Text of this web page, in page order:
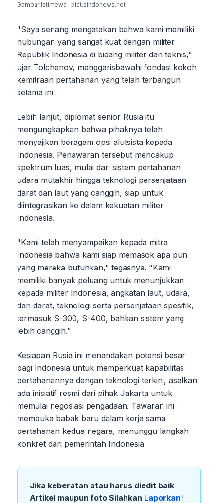
Gambar Istimewa : pict.sindonews.net
"Saya senang mengatakan bahwa kami memiliki
hubungan yang sangat kuat dengan militer
Republik Indonesia di bidang militer dan teknis,"
ujar Tolchenov, menggarisbawahi fondasi kokoh
kemitraan pertahanan yang telah terbangun
selama ini.
Lebih lanjut, diplomat senior Rusia itu
mengungkapkan bahwa pihaknya telah
menyajikan beragam opsi alutsista kepada
Indonesia. Penawaran tersebut mencakup
spektrum luas, mulai dari sistem pertahanan
udara mutakhir hingga teknologi persenjataan
darat dan laut yang canggih, siap untuk
diintegrasikan ke dalam kekuatan militer
Indonesia.
"Kami telah menyampaikan kepada mitra
Indonesia bahwa kami siap memasok apa pun
yang mereka butuhkan," tegasnya. "Kami
memiliki banyak peluang untuk menunjukkan
kepada militer Indonesia, angkatan laut, udara,
dan darat, teknologi serta persenjataan spesifik,
termasuk S-300, S-400, bahkan sistem yang
lebih canggih."
Kesiapan Rusia ini menandakan potensi besar
bagi Indonesia untuk memperkuat kapabilitas
pertahanannya dengan teknologi terkini, asalkan
ada inisiatif resmi dari pihak Jakarta untuk
memulai negosiasi pengadaan. Tawaran ini
membuka babak baru dalam kerja sama
pertahanan kedua negara, menunggu langkah
konkret dari pemerintah Indonesia.
Jika keberatan atau harus diedit baik
Artikel maupun foto Silahkan Laporkan!